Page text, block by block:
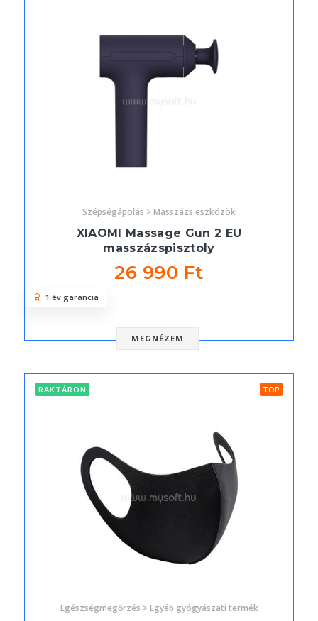
Szépségápolás > Masszázs eszközök
XIAOMI Massage Gun 2 EU
masszázspisztoly
26 990 Ft
MEGNÉZEM
1 év garancia
RAKTÁRON TOP
Egészségmegőrzés > Egyéb gyógyászati termék